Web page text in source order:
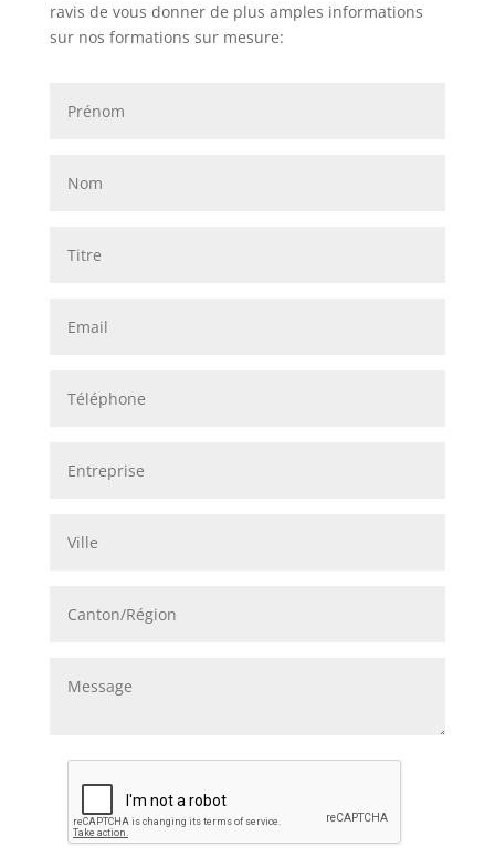
ravis de vous donner de plus amples informations
sur nos formations sur mesure: